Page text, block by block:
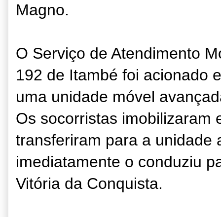
Magno.
O Serviço de Atendimento
192 de Itambé foi acionado
uma unidade móvel
Os socorristas imobilizaram
transferiram para a unidade
imediatamente o conduziu
Vitória da Conquista.